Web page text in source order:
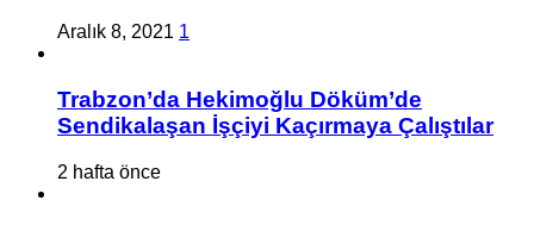
Aralık 8, 2021 1
Trabzon’da Hekimoğlu Döküm’de
Sendikalaşan İşçiyi Kaçırmaya Çalıştılar
2 hafta önce